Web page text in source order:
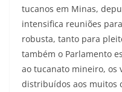
tucanos em Minas,
intensifica reuniões
robusta, tanto para
também o Parlamento
ao tucanato mineiro, os
distribuídos aos muitos